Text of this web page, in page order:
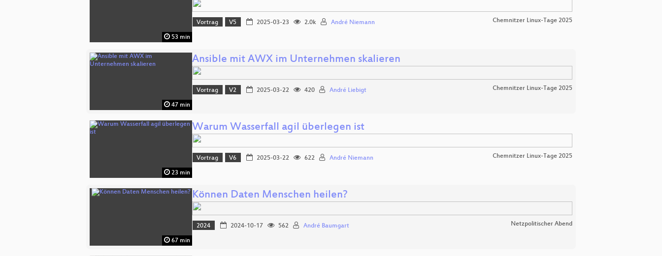
53 min
Vortrag V5 2025-03-23 2.0k André Niemann Chemnitzer Linux-Tage 2025
47 min
Ansible mit AWX im Unternehmen skalieren
Vortrag V2 2025-03-22 420 André Liebigt Chemnitzer Linux-Tage 2025
23 min
Warum Wasserfall agil überlegen ist
Vortrag V6 2025-03-22 622 André Niemann Chemnitzer Linux-Tage 2025
67 min
Können Daten Menschen heilen?
2024 2024-10-17 562 André Baumgart Netzpolitischer Abend